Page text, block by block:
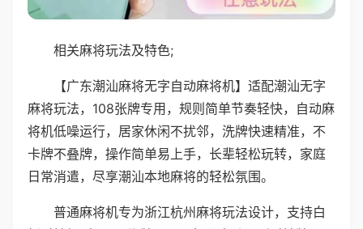
相关麻将玩法及特色;
【广东潮汕麻将无字自动麻将机】适配潮汕无字
麻将玩法，108张牌专用，规则简单节奏轻快，自动麻
将机低噪运行，居家休闲不扰邻，洗牌快速精准，不
卡牌不叠牌，操作简单易上手，长辈轻松玩转，家庭
日常消遣，尽享潮汕本地麻将的轻松氛围。
普通麻将机专为浙江杭州麻将玩法设计，支持白